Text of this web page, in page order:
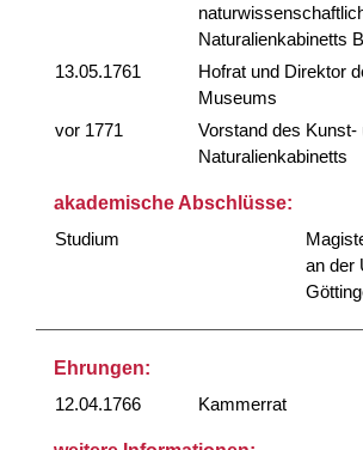
Naturalienkabinetts
13.05.1761
Hofrat und Direktor
Museums
vor 1771
Vorstand des Kunst-
Naturalienkabinetts
akademische Abschlüsse:
Studium
an der
Ehrungen:
12.04.1766
Kammerrat